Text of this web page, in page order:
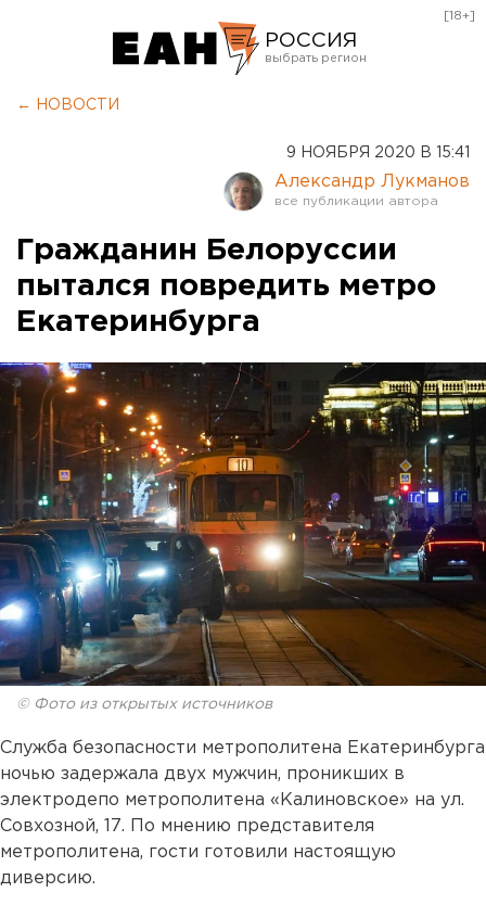
РОССИЯ
Оренбург
[18+]
← НОВОСТИ
9 НОЯБРЯ 2020 В 15:41
Александр Лукманов
Гражданин Белоруссии
пытался повредить метро
Екатеринбурга
© Фото из открытых источников
Служба безопасности метрополитена Екатеринбурга
ночью задержала двух мужчин, проникших в
электродепо метрополитена «Калиновское» на ул.
Совхозной, 17. По мнению представителя
метрополитена, гости готовили настоящую
диверсию.